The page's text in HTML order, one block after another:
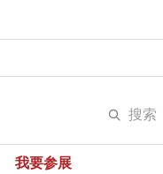
搜索
我要参展